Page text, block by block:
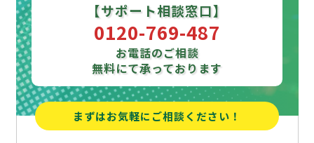
【サポート相談窓口】
0120-769-487
お電話のご相談
無料にて承っております
まずはお気軽にご相談ください！